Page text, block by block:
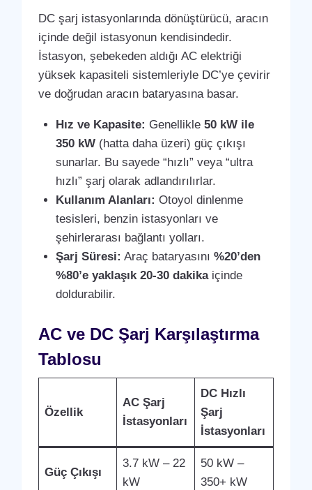
DC şarj istasyonlarında dönüştürücü, aracın
içinde değil istasyonun kendisindedir.
İstasyon, şebekeden aldığı AC elektriği
yüksek kapasiteli sistemleriyle DC’ye çevirir
ve doğrudan aracın bataryasına basar.
Hız ve Kapasite: Genellikle50 kW ile
350 kW (hatta daha üzeri) güç çıkışı
sunarlar. Bu sayede “hızlı” veya “ultra
hızlı” şarj olarak adlandırılırlar.
Kullanım Alanları: Otoyol dinlenme
tesisleri, benzin istasyonları ve
şehirlerarası bağlantı yolları.
Şarj Süresi: Araç bataryasını%20’den
%80’e yaklaşık 20-30 dakikaiçinde
doldurabilir.
AC ve DC Şarj Karşılaştırma
Tablosu
Özellik
AC Şarj
İstasyonları
DC Hızlı
Şarj
İstasyonları
Güç Çıkışı
3.7 kW – 22
kW
50 kW –
350+ kW